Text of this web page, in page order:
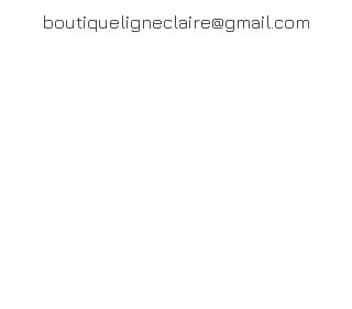
boutiqueligneclaire@gmail.com